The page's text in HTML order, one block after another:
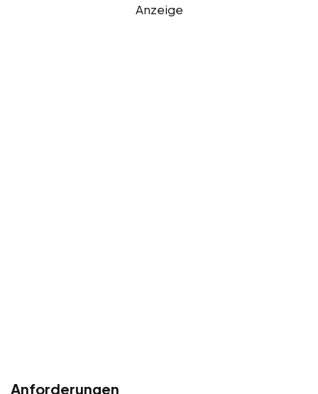
Anzeige
Anforderungen